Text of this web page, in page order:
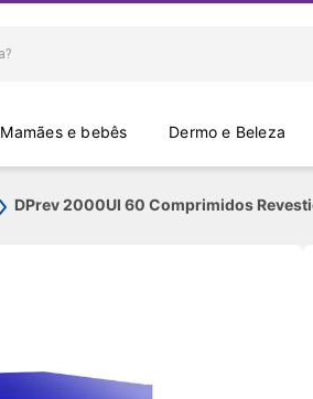
Mamães e bebês Dermo e Beleza
DPrev 2000UI 60 Comprimidos